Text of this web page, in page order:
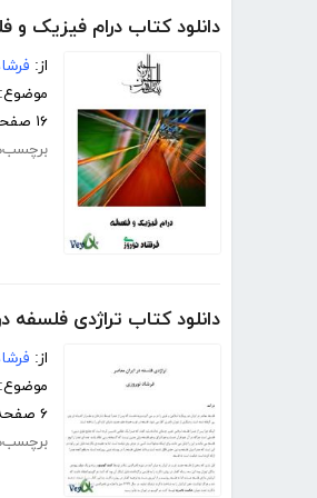
دانلود کتاب درام فیزیک و
از:
موضوع:
۱۶ صفحه
دانلود کتاب تراژدی فلسفه
از:
موضوع:
۶ صفحه